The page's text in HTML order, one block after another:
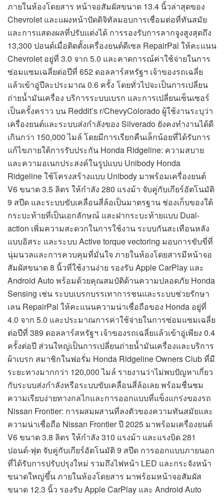
ภายในห้องโดยสาร หน้าจอสัมผัสขนาด 13.4 นิ้วล่าสุดของ
Chevrolet และแผงหน้าปัดดิจิทัลมอบการเชื่อมต่อที่ทันสมัย
และการแสดงผลที่ปรับแต่งได้ การรองรับการลากจูงสูงสุดถึง
13,300 ปอนด์เมื่อติดตั้งเครื่องยนต์ดีเซล RepairPal ให้คะแนน
Chevrolet อยู่ที่ 3.0 จาก 5.0 และคาดการณ์ค่าใช้จ่ายในการ
ซ่อมแซมเฉลี่ยต่อปีที่ 652 ดอลลาร์สหรัฐฯ เจ้าของรถเฉลี่ย
แล้วเข้าอู่ปีละประมาณ 0.6 ครั้ง โดยทั่วไปจะเป็นการเปลี่ยน
ถ่ายน้ำมันเครื่อง บริการระบบเบรก และการเปลี่ยนเซ็นเซอร์
เป็นครั้งคราว บน Reddit’s r/ChevyColorado ผู้ใช้งานระบุว่า
เครื่องยนต์และระบบส่งกำลังของ Silverado ยังคงทำงานได้ดี
เกินกว่า 150,000 ไมล์ โดยมีการเรียกคืนเล็กน้อยที่ได้รับการ
แก้ไขภายใต้การรับประกัน Honda Ridgeline: ความสบาย
และความอเนกประสงค์ในรูปแบบ Unibody Honda
Ridgeline ใช้โครงสร้างแบบ Unibody มาพร้อมเครื่องยนต์
V6 ขนาด 3.5 ลิตร ให้กำลัง 280 แรงม้า จับคู่กับเกียร์อัตโนมัติ
9 สปีด และระบบขับเคลื่อนสี่ล้อเป็นมาตรฐาน ช่องเก็บของใต้
กระบะท้ายที่เป็นเอกลักษณ์ และฝากระบะท้ายแบบ Dual-
action เพิ่มความสะดวกในการใช้งาน ระบบกันสะเทือนหลัง
แบบอิสระ และระบบ Active torque vectoring มอบการขับขี่ที่
นุ่มนวลและการควบคุมที่มั่นใจ ภายในห้องโดยสารมีหน้าจอ
สัมผัสขนาด 8 นิ้วที่ใช้งานง่าย รองรับ Apple CarPlay และ
Android Auto พร้อมด้วยคุณสมบัติด้านความปลอดภัย Honda
Sensing เช่น ระบบเบรกบรรเทาการชนและระบบช่วยรักษา
เลน RepairPal ให้คะแนนความน่าเชื่อถือของ Honda อยู่ที่
4.0 จาก 5.0 และประมาณการค่าใช้จ่ายในการซ่อมแซมเฉลี่ย
ต่อปีที่ 389 ดอลลาร์สหรัฐฯ เจ้าของรถเฉลี่ยแล้วเข้าอู่เพียง 0.4
ครั้งต่อปี ส่วนใหญ่เป็นการเปลี่ยนถ่ายน้ำมันเครื่องและบริการ
ผ้าเบรก สมาชิกในฟอรั่ม Honda Ridgeline Owners Club ที่มี
ระยะทางมากกว่า 120,000 ไมล์ รายงานว่าไม่พบปัญหาเกี่ยว
กับระบบส่งกำลังหรือระบบขับเคลื่อนสี่ล้อเลย พร้อมชื่นชม
ความเรียบง่ายทางกลไกและการออกแบบที่แข็งแกร่งของรถ
Nissan Frontier: การผสมผสานที่ลงตัวของความทันสมัยและ
ความน่าเชื่อถือ Nissan Frontier ปี 2025 มาพร้อมเครื่องยนต์
V6 ขนาด 3.8 ลิตร ให้กำลัง 310 แรงม้า และแรงบิด 281
ปอนด์-ฟุต จับคู่กับเกียร์อัตโนมัติ 9 สปีด การออกแบบภายนอก
ที่ได้รับการปรับปรุงใหม่ รวมถึงไฟหน้า LED และกระจังหน้า
ขนาดใหญ่ขึ้น ภายในห้องโดยสาร มาพร้อมหน้าจอสัมผัส
ขนาด 12.3 นิ้ว รองรับ Apple CarPlay และ Android Auto